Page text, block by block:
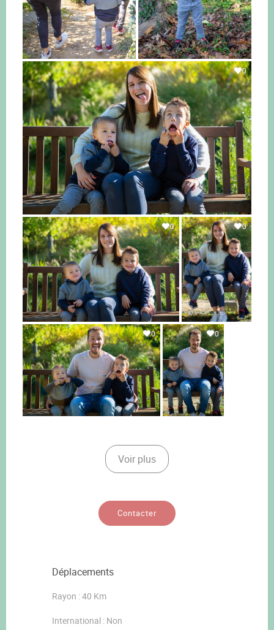
0
0 0
0 0
Voir plus
Contacter
Déplacements
Rayon : 40 Km
International : Non